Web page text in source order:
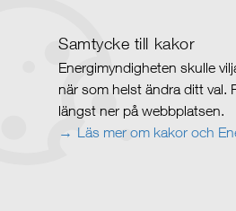
Samtycke till kakor
Energimyndigheten skulle
när som helst ändra ditt val.
längst ner på webbplatsen.
Läs mer om kakor och